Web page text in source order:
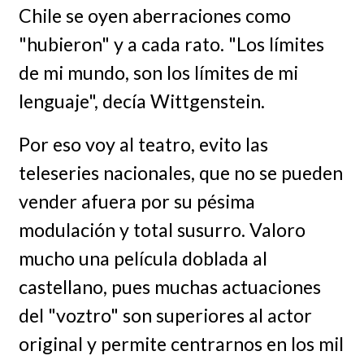
Chile se oyen aberraciones como
"hubieron" y a cada rato. "Los límites
de mi mundo, son los límites de mi
lenguaje", decía Wittgenstein.
Por eso voy al teatro, evito las
teleseries nacionales, que no se pueden
vender afuera por su pésima
modulación y total susurro. Valoro
mucho una película doblada al
castellano, pues muchas actuaciones
del "voztro" son superiores al actor
original y permite centrarnos en los mil